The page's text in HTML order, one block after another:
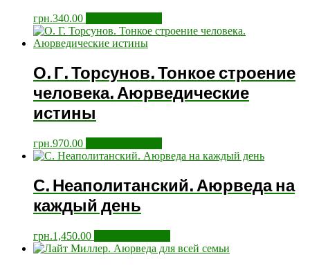
грн.340.00
О. Г. Торсунов. Тонкое строение
человека. Аюрведические
истины
грн.970.00
С. Неаполитанский. Аюрведа на
каждый день
грн.1,450.00